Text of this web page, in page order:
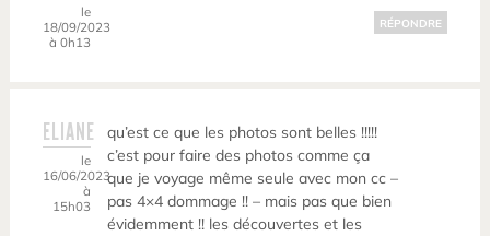
le
18/09/2023
à 0h13
RÉPONDRE
ELIANE
le
16/06/2023
à
15h03
qu’est ce que les photos sont belles !!!!!
c’est pour faire des photos comme ça
que je voyage même seule avec mon cc –
pas 4×4 dommage !! – mais pas que bien
évidemment !! les découvertes et les